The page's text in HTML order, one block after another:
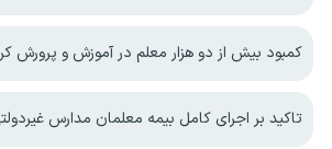
کمبود بیش از دو هزار معلم در آموزش و پرورش
تاکید بر اجرای کامل بیمه معلمان مدارس